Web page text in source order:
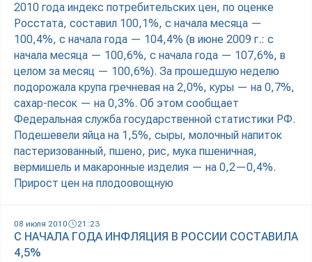
2010 года индекс потребительских цен, по оценке
Росстата, составил 100,1%, с начала месяца —
100,4%, с начала года — 104,4% (в июне 2009 г.: с
начала месяца — 100,6%, с начала года — 107,6%, в
целом за месяц — 100,6%). За прошедшую неделю
подорожала крупа гречневая на 2,0%, куры — на 0,7%,
сахар-песок — на 0,3%. Об этом сообщает
Федеральная служба государственной статистики РФ.
Подешевели яйца на 1,5%, сыры, молочный напиток
пастеризованный, пшено, рис, мука пшеничная,
вермишель и макаронные изделия — на 0,2—0,4%.
Прирост цен на плодоовощную
08 июля 2010 21:23
С НАЧАЛА ГОДА ИНФЛЯЦИЯ В РОССИИ СОСТАВИЛА
4,5%